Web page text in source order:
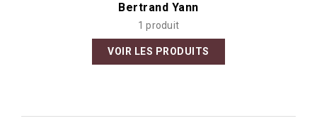
Bertrand Yann
1 produit
VOIR LES PRODUITS